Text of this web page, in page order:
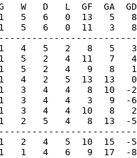
W   D   L  GF  GA  GD
5   6   0  13   5   8
5   6   0  11   3   8
11   4   5   2   8   5   3
5   2   4  11   7   4
5   2   4   9   8   1
4   2   5  13  13   0
3   4   4   8  10  -2
3   4   4   3   9  -6
3   4   4  10   8   2
2   5   4   8  13  -5
2   4   5  10  15  -5
1   4   6   9  17  -8